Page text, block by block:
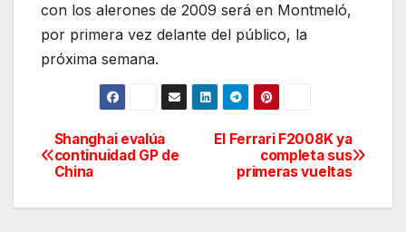
con los alerones de 2009 será en Montmeló,
por primera vez delante del público, la
próxima semana.
Navegación
de
El Ferrari F2008K ya
completa sus
primeras vueltas
Shanghai evalúa
continuidad GP de
China